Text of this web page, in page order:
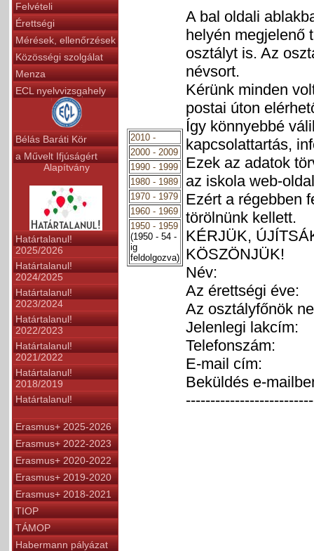
Felvételi
Érettségi
Mérések, ellenőrzések
Közösségi szolgálat
Menza
ECL nyelvvizsgahely
Bélás Baráti Kör
a Művelt Ifjúságért
Alapítvány
Határtalanul!
2025/2026
Határtalanul!
2024/2025
Határtalanul!
2023/2024
Határtalanul!
2022/2023
Határtalanul!
2021/2022
Határtalanul!
2018/2019
Határtalanul!
Erasmus+ 2025-2026
Erasmus+ 2022-2023
Erasmus+ 2020-2022
Erasmus+ 2019-2020
Erasmus+ 2018-2021
TIOP
TÁMOP
Habermann pályázat
A bal oldali
helyén megjelenő
osztályt is. Az
névsort.
Kérünk minden
postai úton
Így könnyebbé
kapcsolattartás,
Ezek az adatok
az iskola web-
Ezért a régebben
törölnünk kellett.
KÉRJÜK,
KÖSZÖNJÜK!
Név:
Az érettségi éve:
Az osztályfőnök
Jelenlegi lakcím:
Telefonszám:
E-mail cím:
Beküldés e-
2010 -
2000 - 2009
1990 - 1999
1980 - 1989
1970 - 1979
1960 - 1969
1950 - 1959
(1950 - 54 -
ig
feldolgozva)